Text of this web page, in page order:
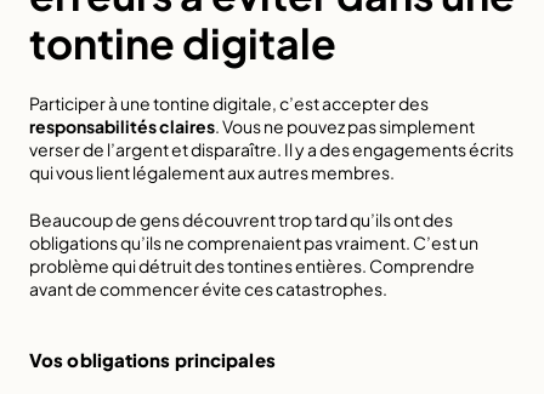
tontine digitale
responsabilités claires. Vous ne pouvez pas simplement
verser de l’argent et disparaître. Il y a des engagements écrits
qui vous lient légalement aux autres membres.
Beaucoup de gens découvrent trop tard qu’ils ont des
obligations qu’ils ne comprenaient pas vraiment. C’est un
problème qui détruit des tontines entières. Comprendre
avant de commencer évite ces catastrophes.
Vos obligations principales